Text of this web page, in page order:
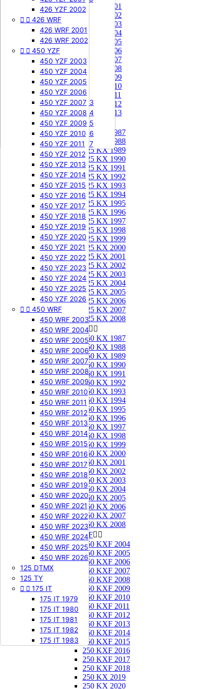
505 SXF
505 SXF 2007
505 SXF 2008
525 SXF
525 SXF 2003
525 SXF 2004
525 SXF 2005
525 SXF 2006
525 EXC-F
525 EXC-F 2003
525 EXC-F 2004
525 EXC-F 2005
525 EXC-F 2006
525 EXC-F 2007
426 YZF 2002
  426 WRF
426 WRF 2001
426 WRF 2002
  450 YZF
450 YZF 2003
450 YZF 2004
450 YZF 2005
450 YZF 2006
450 YZF 2007
450 YZF 2008
450 YZF 2009
450 YZF 2010
450 YZF 2011
450 YZF 2012
450 YZF 2013
450 YZF 2014
450 YZF 2015
450 YZF 2016
450 YZF 2017
450 YZF 2018
450 YZF 2019
450 YZF 2020
450 YZF 2021
450 YZF 2022
450 YZF 2023
450 YZF 2024
450 YZF 2025
450 YZF 2026
  450 WRF
450 WRF 2003
450 WRF 2004
450 WRF 2005
450 WRF 2006
450 WRF 2007
450 WRF 2008
450 WRF 2009
450 WRF 2010
450 WRF 2011
450 WRF 2012
450 WRF 2013
450 WRF 2014
450 WRF 2015
450 WRF 2016
450 WRF 2017
450 WRF 2018
450 WRF 2019
450 WRF 2020
450 WRF 2021
450 WRF 2022
450 WRF 2023
450 WRF 2024
450 WRF 2025
450 WRF 2026
125 DTMX
125 TY
  175 IT
175 IT 1979
175 IT 1980
175 IT 1981
175 IT 1982
175 IT 1983
85 KX 2001
85 KX 2002
85 KX 2003
85 KX 2004
85 KX 2005
85 KX 2006
85 KX 2007
85 KX 2008
85 KX 2009
85 KX 2010
85 KX 2011
85 KX 2012
85 KX 2013
125 KX 
125 KX 1987
125 KX 1988
125 KX 1989
125 KX 1990
125 KX 1991
125 KX 1992
125 KX 1993
125 KX 1994
125 KX 1995
125 KX 1996
125 KX 1997
125 KX 1998
125 KX 1999
125 KX 2000
125 KX 2001
125 KX 2002
125 KX 2003
125 KX 2004
125 KX 2005
125 KX 2006
125 KX 2007
125 KX 2008
250 KX 
250 KX 1987
250 KX 1988
250 KX 1989
250 KX 1990
250 KX 1991
250 KX 1992
250 KX 1993
250 KX 1994
250 KX 1995
250 KX 1996
250 KX 1997
250 KX 1998
250 KX 1999
250 KX 2000
250 KX 2001
250 KX 2002
250 KX 2003
250 KX 2004
250 KX 2005
250 KX 2006
250 KX 2007
250 KX 2008
250 KXF 
250 KXF 2004
250 KXF 2005
250 KXF 2006
250 KXF 2007
250 KXF 2008
250 KXF 2009
250 KXF 2010
250 KXF 2011
250 KXF 2012
250 KXF 2013
250 KXF 2014
250 KXF 2015
250 KXF 2016
250 KXF 2017
250 KXF 2018
250 KX 2019
250 KX 2020